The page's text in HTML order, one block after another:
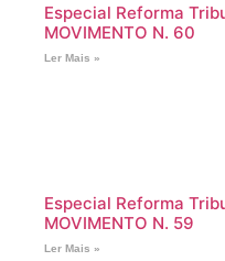
Especial Reforma
MOVIMENTO N. 60
Ler Mais »
Especial Reforma
MOVIMENTO N. 59
Ler Mais »